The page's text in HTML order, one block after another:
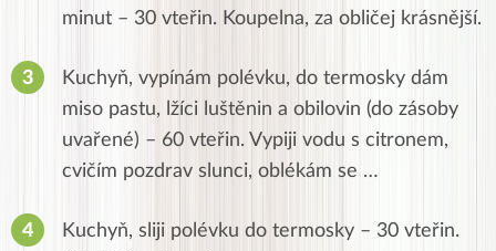
minut – 30 vteřin. Koupelna, za obličej krásnější.
Kuchyň, vypínám polévku, do termosky dám
miso pastu, lžíci luštěnin a obilovin (do zásoby
uvařené) – 60 vteřin. Vypiji vodu s citronem,
cvičím pozdrav slunci, oblékám se …
Kuchyň, sliji polévku do termosky – 30 vteřin.